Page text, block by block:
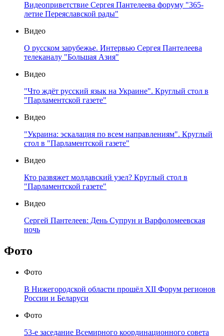
Видеоприветствие Сергея Пантелеева форуму "365-
летие Переяславской рады"
Видео
О русском зарубежье. Интервью Сергея Пантелеева
телеканалу "Большая Азия"
Видео
"Что ждёт русский язык на Украине". Круглый стол в
"Парламентской газете"
Видео
"Украина: эскалация по всем направлениям". Круглый
стол в "Парламентской газете"
Видео
Кто развяжет молдавский узел? Круглый стол в
"Парламентской газете"
Видео
Сергей Пантелеев: День Супрун и Варфоломеевская
ночь
Фото
Фото
В Нижегородской области прошёл XII Форум регионов
России и Беларуси
Фото
53-е заседание Всемирного координационного совета